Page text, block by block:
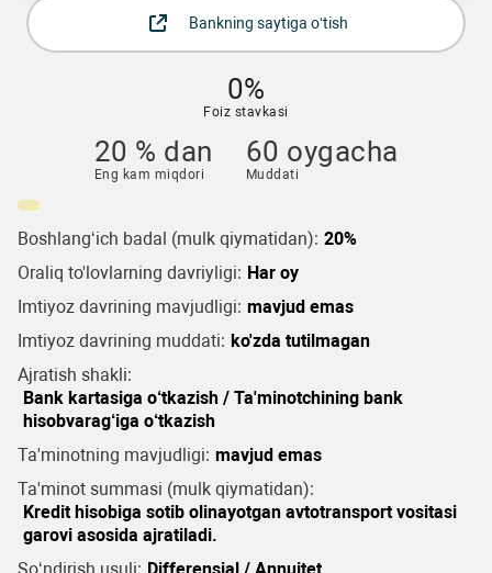
Bankning saytiga o‘tish
0%
Foiz stavkasi
20 % dan
Eng kam miqdori
60 oygacha
Muddati
Boshlang‘ich badal (mulk qiymatidan): 20%
Oraliq to'lovlarning davriyligi: Har oy
Imtiyoz davrining mavjudligi: mavjud emas
Imtiyoz davrining muddati: ko'zda tutilmagan
Ajratish shakli:
Bank kartasiga o‘tkazish / Ta'minotchining bank
hisobvarag‘iga o‘tkazish
Ta'minotning mavjudligi: mavjud emas
Ta'minot summasi (mulk qiymatidan):
Kredit hisobiga sotib olinayotgan avtotransport vositasi
garovi asosida ajratiladi.